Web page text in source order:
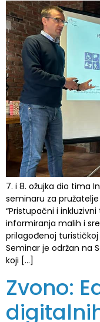
7. i 8. ožujka dio tima
seminaru za
“Pristupačni i
informiranja malih i
prilagođenoj
Seminar je održan na
koji […]
Zvono: